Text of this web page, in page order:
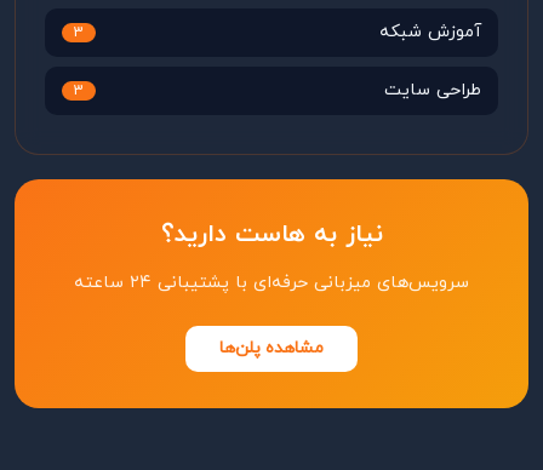
آموزش شبکه 3
طراحی سایت 3
نیاز به هاست دارید؟
سرویس‌های میزبانی حرفه‌ای با پشتیبانی ۲۴ ساعته
مشاهده پلن‌ها